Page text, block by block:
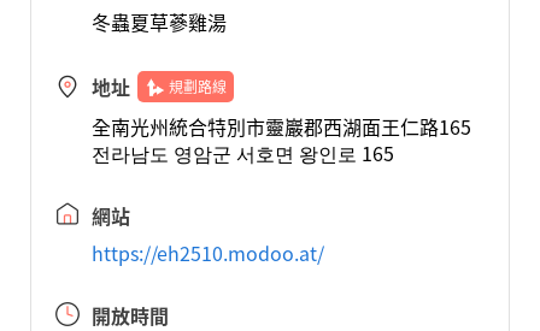
冬蟲夏草蔘雞湯
地址 規劃路線
全南光州統合特別市靈巖郡西湖面王仁路165
전라남도 영암군 서호면 왕인로 165
網站
https://eh2510.modoo.at/
開放時間